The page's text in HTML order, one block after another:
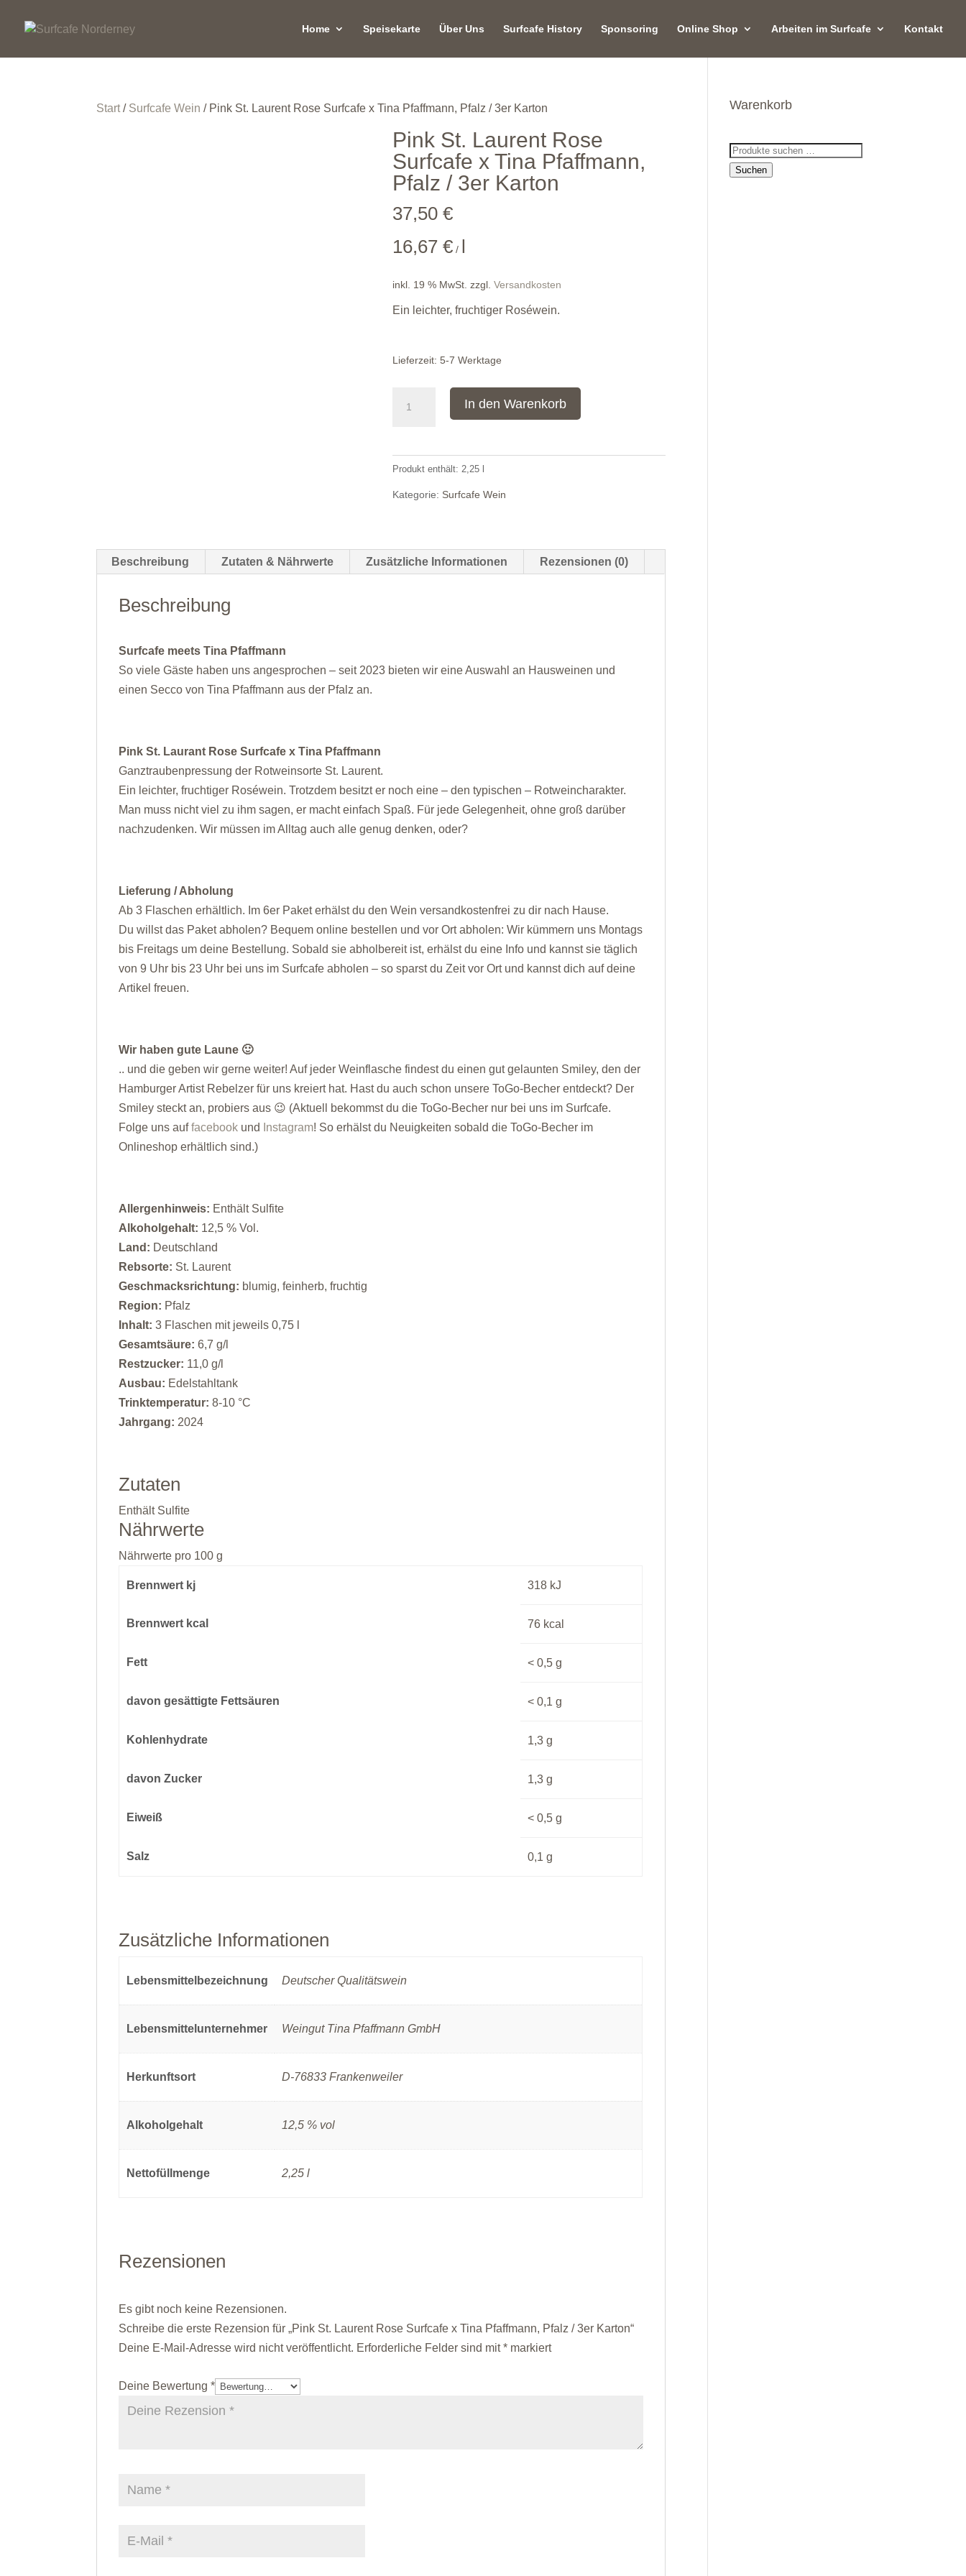
Home Speisekarte Über Uns Surfcafe History Sponsoring Online Shop Arbeiten im Surfcafe Kontakt
Start/ Surfcafe Wein / Pink St. Laurent Rose Surfcafe x Tina Pfaffmann, Pfalz / 3er Karton
Pink St. Laurent Rose
Surfcafe x Tina Pfaffmann,
Pfalz / 3er Karton
37,50€
16,67€ / l
inkl. 19 % MwSt. zzgl.Versandkosten
Ein leichter, fruchtiger Roséwein.
Lieferzeit:5-7 Werktage
Rose
Surfcafe
x
Pfalz
/
In den Warenkorb
Produkt enthält: 2,25
Kategorie: Surfcafe Wein
Beschreibung Zutaten & Nährwerte Zusätzliche Informationen Rezensionen (0)
Beschreibung
Surfcafe meets Tina Pfaffmann
So viele Gäste haben uns angesprochen – seit 2023 bieten wir eine Auswahl an Hausweinen und
einen Secco von Tina Pfaffmann aus der Pfalz an.
Pink St. Laurant Rose Surfcafe x Tina Pfaffmann
Ganztraubenpressung der Rotweinsorte St. Laurent.
Ein leichter, fruchtiger Roséwein. Trotzdem besitzt er noch eine – den typischen – Rotweincharakter.
Man muss nicht viel zu ihm sagen, er macht einfach Spaß. Für jede Gelegenheit, ohne groß darüber
nachzudenken. Wir müssen im Alltag auch alle genug denken, oder?
Lieferung / Abholung
Ab 3 Flaschen erhältlich. Im 6er Paket erhälst du den Wein versandkostenfrei zu dir nach Hause.
Du willst das Paket abholen? Bequem online bestellen und vor Ort abholen: Wir kümmern uns Montags
bis Freitags um deine Bestellung. Sobald sie abholbereit ist, erhälst du eine Info und kannst sie täglich
von 9 Uhr bis 23 Uhr bei uns im Surfcafe abholen – so sparst du Zeit vor Ort und kannst dich auf deine
Artikel freuen.
Wir haben gute Laune 🙂
.. und die geben wir gerne weiter! Auf jeder Weinflasche findest du einen gut gelaunten Smiley, den der
Hamburger Artist Rebelzer für uns kreiert hat. Hast du auch schon unsere ToGo-Becher entdeckt? Der
Smiley steckt an, probiers aus 😉 (Aktuell bekommst du die ToGo-Becher nur bei uns im Surfcafe.
Folge uns auffacebook und Instagram! So erhälst du Neuigkeiten sobald die ToGo-Becher im
Onlineshop erhältlich sind.)
Allergenhinweis: Enthält Sulfite
Alkoholgehalt: 12,5 % Vol.
Land: Deutschland
Rebsorte: St. Laurent
Geschmacksrichtung: blumig, feinherb, fruchtig
Region: Pfalz
Inhalt:3 Flaschen mit jeweils 0,75 l
Gesamtsäure:6,7 g/l
Restzucker: 11,0 g/l
Ausbau: Edelstahltank
Trinktemperatur:8-10 °C
Jahrgang: 2024
Zutaten
Enthält Sulfite
Nährwerte
Nährwerte pro 100 g
Brennwert kj 318 kJ
Brennwert kcal 76 kcal
Fett < 0,5 g
davon gesättigte Fettsäuren < 0,1 g
Kohlenhydrate 1,3 g
davon Zucker 1,3 g
Eiweiß < 0,5 g
Salz 0,1 g
Zusätzliche Informationen
Lebensmittelbezeichnung Deutscher Qualitätswein
Lebensmittelunternehmer Weingut Tina Pfaffmann GmbH
Herkunftsort D-76833 Frankenweiler
Alkoholgehalt 12,5 % vol
Nettofüllmenge 2,25 l
Rezensionen
Es gibt noch keine Rezensionen.
Schreibe die erste Rezension für „Pink St. Laurent Rose Surfcafe x Tina Pfaffmann, Pfalz / 3er Karton“
Deine E-Mail-Adresse wird nicht veröffentlicht. Erforderliche Felder sind mit* markiert
Deine Bewertung*
Warenkorb
Suchen
nach:
Suchen